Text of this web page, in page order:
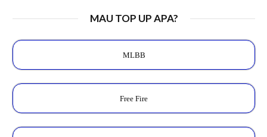
MAU TOP UP APA?
MLBB
Free Fire